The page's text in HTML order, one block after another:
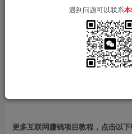
更多互联网赚钱项目教程，点击以
遇到问题可以联系